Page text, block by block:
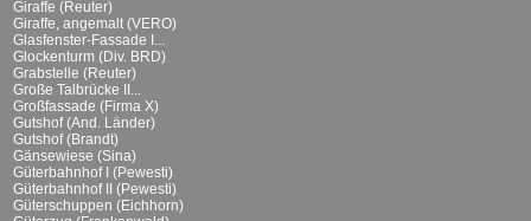
Giraffe (Reuter)
Giraffe, angemalt (VERO)
Glasfenster-Fassade I...
Glockenturm (Div. BRD)
Grabstelle (Reuter)
Große Talbrücke II...
Großfassade (Firma X)
Gutshof (And. Länder)
Gutshof (Brandt)
Gänsewiese (Sina)
Güterbahnhof I (Pewesti)
Güterbahnhof II (Pewesti)
Güterschuppen (Eichhorn)